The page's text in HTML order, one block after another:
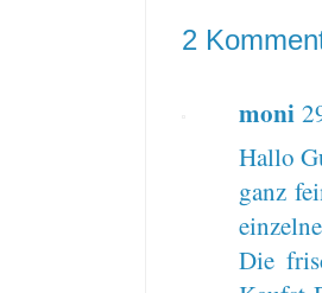
2
moni
Hallo
ganz
Die